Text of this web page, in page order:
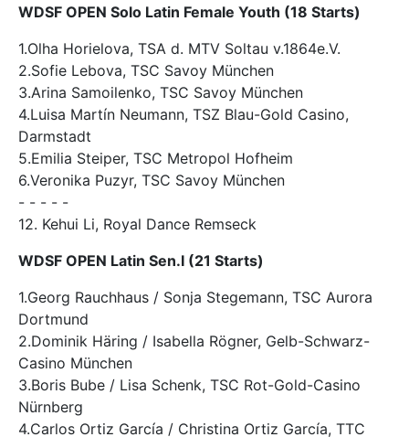
WDSF OPEN Solo Latin Female Youth (18 Starts)
1.Olha Horielova, TSA d. MTV Soltau v.1864e.V.
2.Sofie Lebova, TSC Savoy München
3.Arina Samoilenko, TSC Savoy München
4.Luisa Martín Neumann, TSZ Blau-Gold Casino,
Darmstadt
5.Emilia Steiper, TSC Metropol Hofheim
6.Veronika Puzyr, TSC Savoy München
- - - - -
12. Kehui Li, Royal Dance Remseck
WDSF OPEN Latin Sen.I (21 Starts)
1.Georg Rauchhaus / Sonja Stegemann, TSC Aurora
Dortmund
2.Dominik Häring / Isabella Rögner, Gelb-Schwarz-
Casino München
3.Boris Bube / Lisa Schenk, TSC Rot-Gold-Casino
Nürnberg
4.Carlos Ortiz García / Christina Ortiz García, TTC